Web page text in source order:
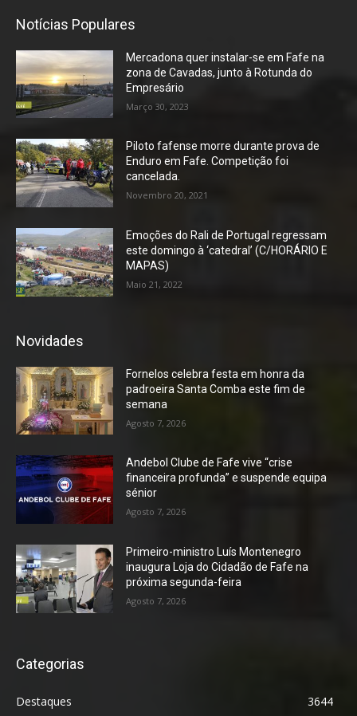
Notícias Populares
Mercadona quer instalar-se em Fafe na
zona de Cavadas, junto à Rotunda do
Empresário
Março 30, 2023
Piloto fafense morre durante prova de
Enduro em Fafe. Competição foi
cancelada.
Novembro 20, 2021
Emoções do Rali de Portugal regressam
este domingo à ‘catedral’ (C/HORÁRIO E
MAPAS)
Maio 21, 2022
Novidades
Fornelos celebra festa em honra da
padroeira Santa Comba este fim de
semana
Agosto 7, 2026
Andebol Clube de Fafe vive “crise
financeira profunda” e suspende equipa
sénior
Agosto 7, 2026
Primeiro-ministro Luís Montenegro
inaugura Loja do Cidadão de Fafe na
próxima segunda-feira
Agosto 7, 2026
Categorias
Destaques
3644